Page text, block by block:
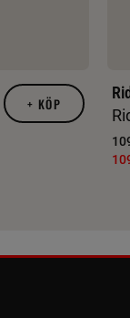
+ KÖP